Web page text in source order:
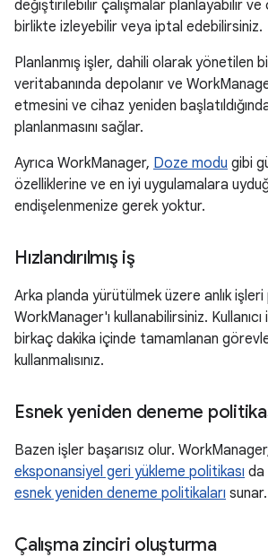
değiştirilebilir çalışmalar planlayabilir ve
birlikte izleyebilir veya iptal edebilirsiniz.
Planlanmış işler, dahili olarak yönetilen
veritabanında depolanır ve
etmesini ve cihaz yeniden
planlanmasını sağlar.
Ayrıca WorkManager, Doze modu gibi
özelliklerine ve en iyi uygulamalara
endişelenmenize gerek yoktur.
Hızlandırılmış iş
Arka planda yürütülmek üzere anlık
WorkManager'ı kullanabilirsiniz.
birkaç dakika içinde tamamlanan
kullanmalısınız.
Esnek yeniden deneme
Bazen işler başarısız olur.
eksponansiyel geri yükleme politikası da
esnek yeniden deneme politikaları sunar.
Çalışma zinciri oluşturma